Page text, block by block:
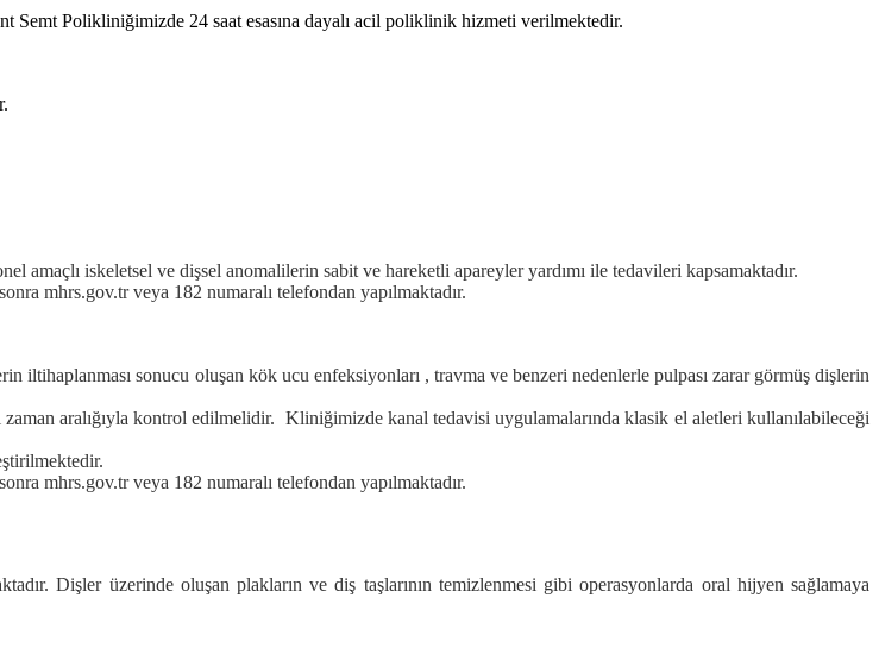
Semt Polikliniğimizde 24 saat esasına dayalı acil poliklinik hizmeti verilmektedir.
amaçlı iskeletsel ve dişsel anomalilerin sabit ve hareketli apareyler yardımı ile tedavileri kapsamaktadır.
mhrs.gov.tr veya 182 numaralı telefondan yapılmaktadır.
sonucu oluşan kök ucu enfeksiyonları , travma ve benzeri nedenlerle pulpası zarar görmüş dişlerin
aralığıyla kontrol edilmelidir. Kliniğimizde kanal tedavisi uygulamalarında klasik el aletleri kullanılabileceği
mhrs.gov.tr veya 182 numaralı telefondan yapılmaktadır.
Dişler üzerinde oluşan plakların ve diş taşlarının temizlenmesi gibi operasyonlarda oral hijyen sağlamaya